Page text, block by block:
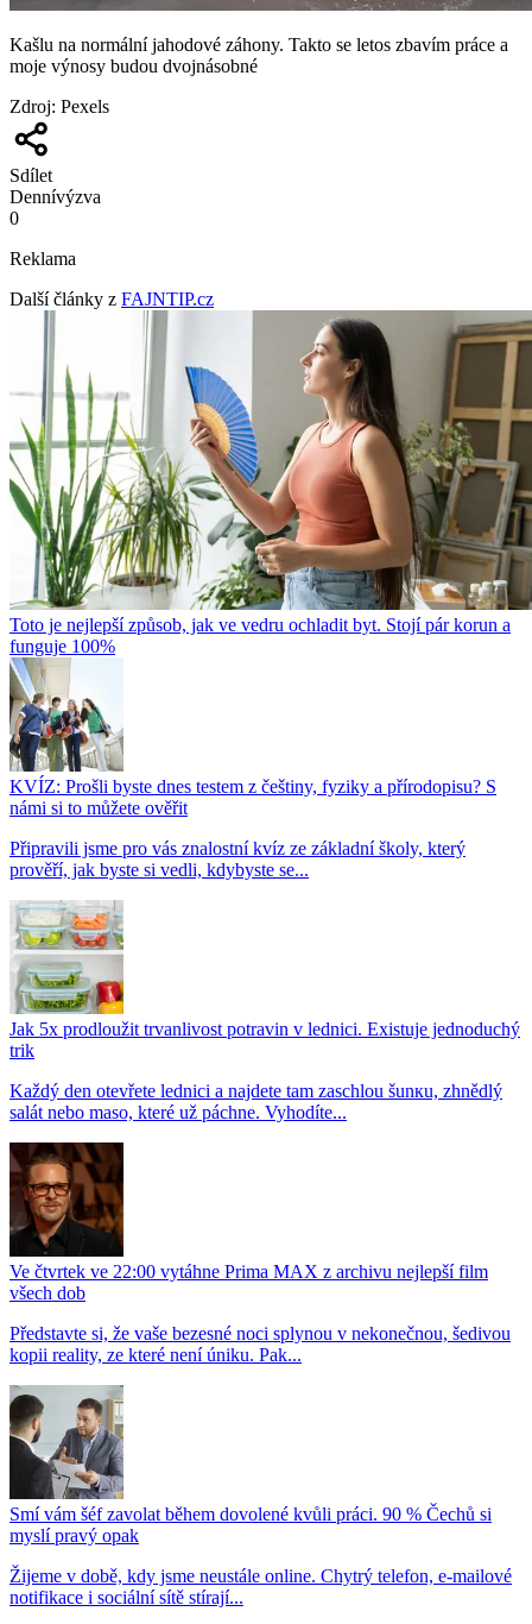
Kašlu na normální jahodové záhony. Takto se letos zbavím práce a
moje výnosy budou dvojnásobné
Zdroj: Pexels
Sdílet
Dennívýzva
0
Reklama
Další články z FAJNTIP.cz
Toto je nejlepší způsob, jak ve vedru ochladit byt. Stojí pár korun a
funguje 100%
KVÍZ: Prošli byste dnes testem z češtiny, fyziky a přírodopisu? S
námi si to můžete ověřit
Připravili jsme pro vás znalostní kvíz ze základní školy, který
prověří, jak byste si vedli, kdybyste se...
Jak 5x prodloužit trvanlivost potravin v lednici. Existuje jednoduchý
trik
Každý den otevřete lednici a najdete tam zaschlou šunкu, zhnědlý
salát nebo maso, které už páchne. Vyhodíte...
Ve čtvrtek ve 22:00 vytáhne Prima MAX z archivu nejlepší film
všech dob
Představte si, že vaše bezesné noci splynou v nekonečnou, šedivou
kopii reality, ze které není úniku. Pak...
Smí vám šéf zavolat během dovolené kvůli práci. 90 % Čechů si
myslí pravý opak
Žijeme v době, kdy jsme neustále online. Chytrý telefon, e-mailové
notifikace i sociální sítě stírají...